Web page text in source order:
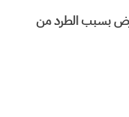
بسبب الطرد من